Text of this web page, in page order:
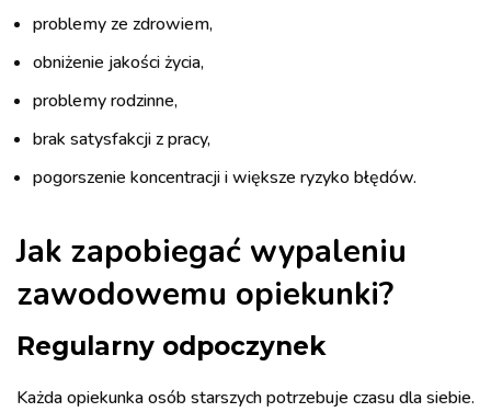
problemy ze zdrowiem,
obniżenie jakości życia,
problemy rodzinne,
brak satysfakcji z pracy,
pogorszenie koncentracji i większe ryzyko błędów.
Jak zapobiegać wypaleniu
zawodowemu opiekunki?
Regularny odpoczynek
Każda opiekunka osób starszych potrzebuje czasu dla siebie.